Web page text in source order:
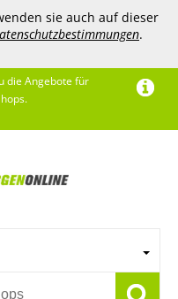
sie auch auf dieser
.
die Angebote für